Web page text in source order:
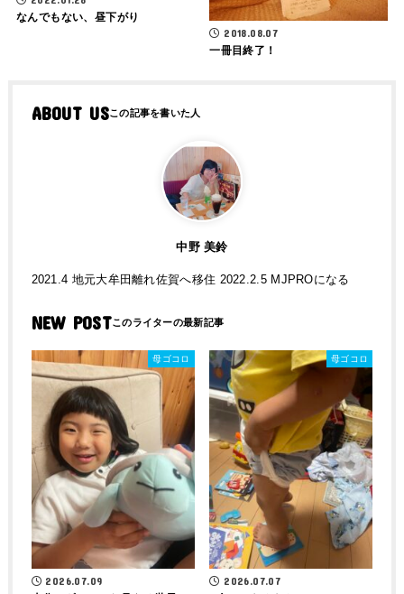
なんでもない、昼下がり
2018.08.07
一冊目終了！
ABOUT US
中野 美鈴
2021.4 地元大牟田離れ佐賀へ移住 2022.2.5 MJPROになる
NEW POST
母ゴコロ
2026.07.09
母ゴコロ
2026.07.07